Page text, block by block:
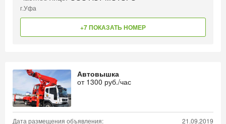
г.Уфа
+7 ПОКАЗАТЬ НОМЕР
Автовышка
от 1300 руб./час
Дата размещения объявления: 21.09.2019